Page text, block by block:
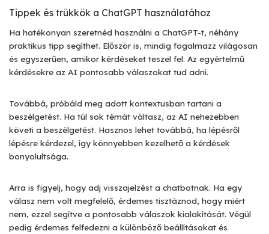
Tippek és trükkök a ChatGPT használatához
Ha hatékonyan szeretnéd használni a ChatGPT-t, néhány
praktikus tipp segíthet. Először is, mindig fogalmazz világosan
és egyszerűen, amikor kérdéseket teszel fel. Az egyértelmű
kérdésekre az AI pontosabb válaszokat tud adni.
Továbbá, próbáld meg adott kontextusban tartani a
beszélgetést. Ha túl sok témát váltasz, az AI nehezebben
követi a beszélgetést. Hasznos lehet továbbá, ha lépésről
lépésre kérdezel, így könnyebben kezelhető a kérdések
bonyolultsága.
Arra is figyelj, hogy adj visszajelzést a chatbotnak. Ha egy
válasz nem volt megfelelő, érdemes tisztáznod, hogy miért
nem, ezzel segítve a pontosabb válaszok kialakítását. Végül
pedig érdemes felfedezni a különböző beállításokat és